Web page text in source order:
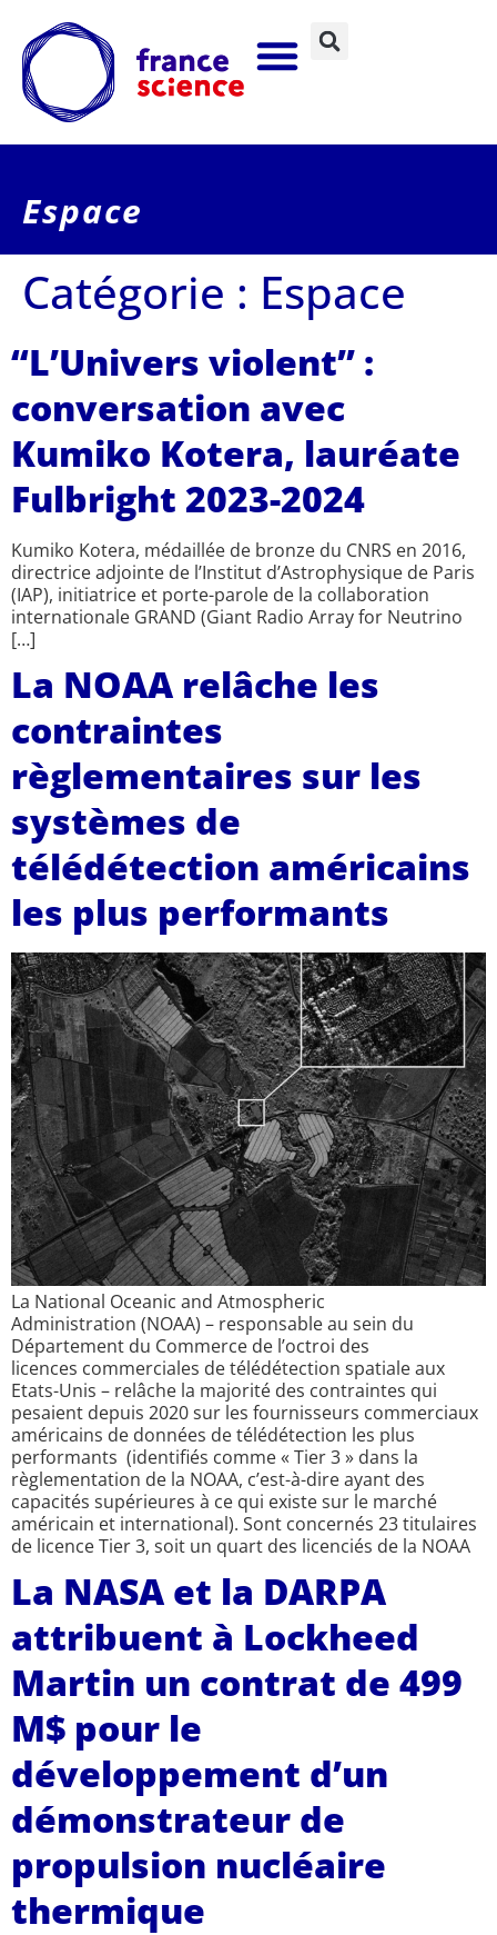
Espace
Catégorie : Espace
“L’Univers violent” :
conversation avec
Kumiko Kotera, lauréate
Fulbright 2023-2024
Kumiko Kotera, médaillée de bronze du CNRS en 2016,
directrice adjointe de l’Institut d’Astrophysique de Paris
(IAP), initiatrice et porte-parole de la collaboration
internationale GRAND (Giant Radio Array for Neutrino
[…]
La NOAA relâche les
contraintes
règlementaires sur les
systèmes de
télédétection américains
les plus performants
La National Oceanic and Atmospheric
Administration (NOAA) – responsable au sein du
Département du Commerce de l’octroi des
licences commerciales de télédétection spatiale aux
Etats-Unis – relâche la majorité des contraintes qui
pesaient depuis 2020 sur les fournisseurs commerciaux
américains de données de télédétection les plus
performants (identifiés comme « Tier 3 » dans la
règlementation de la NOAA, c’est-à-dire ayant des
capacités supérieures à ce qui existe sur le marché
américain et international). Sont concernés 23 titulaires
de licence Tier 3, soit un quart des licenciés de la NOAA
La NASA et la DARPA
attribuent à Lockheed
Martin un contrat de 499
M$ pour le
développement d’un
démonstrateur de
propulsion nucléaire
thermique